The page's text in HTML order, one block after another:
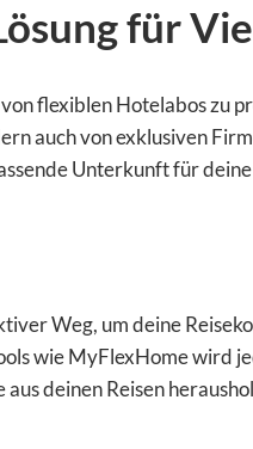
für
flexiblen Hotelabos zu
auch von exklusiven
Unterkunft für deine
Weg, um deine
wie MyFlexHome wird
deinen Reisen